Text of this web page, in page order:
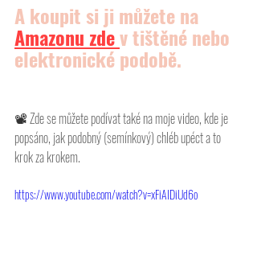
A koupit si ji můžete na
Amazonu zde v tištěné nebo
elektronické podobě.
📽 Zde se můžete podívat také na moje video, kde je
popsáno, jak podobný (semínkový) chléb upéct a to
krok za krokem.
https://www.youtube.com/watch?v=xFiAIDiUd6o